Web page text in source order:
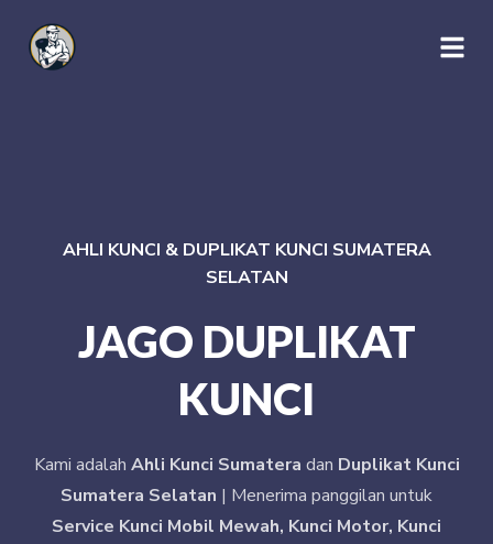
AHLI KUNCI & DUPLIKAT KUNCI SUMATERA
SELATAN
JAGO DUPLIKAT
KUNCI
Kami adalah Ahli Kunci Sumatera dan Duplikat Kunci
Sumatera Selatan | Menerima panggilan untuk
Service Kunci Mobil Mewah, Kunci Motor, Kunci